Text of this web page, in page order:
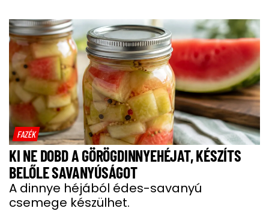
FAZÉK
KI NE DOBD A GÖRÖGDINNYEHÉJAT, KÉSZÍTS
BELŐLE SAVANYÚSÁGOT
A dinnye héjából édes-savanyú
csemege készülhet.